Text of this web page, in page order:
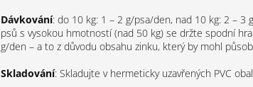
Dávkování: do 10 kg: 1 – 2 g/psa/den, nad 10 kg: 2 –
psů s vysokou hmotností (nad 50 kg) se držte spodní
g/den – a to z důvodu obsahu zinku, který by mohl
Skladování: Skladujte v hermeticky uzavřených PVC